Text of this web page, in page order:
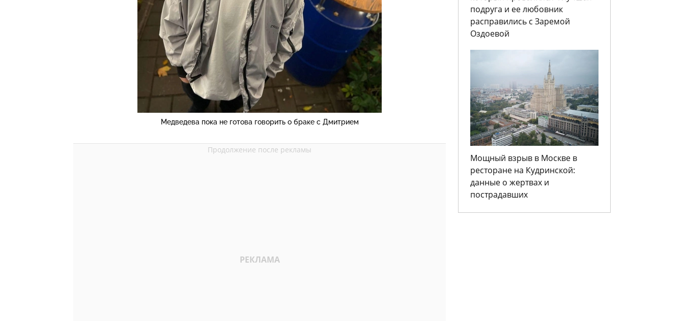
Медведева пока не готова говорить о браке с Дмитрием
подруга и ее любовник
расправились с Заремой
Оздоевой
Мощный взрыв в Москве в
ресторане на Кудринской:
данные о жертвах и
пострадавших